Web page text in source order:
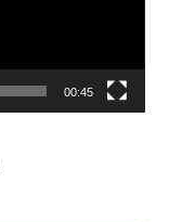
00:45